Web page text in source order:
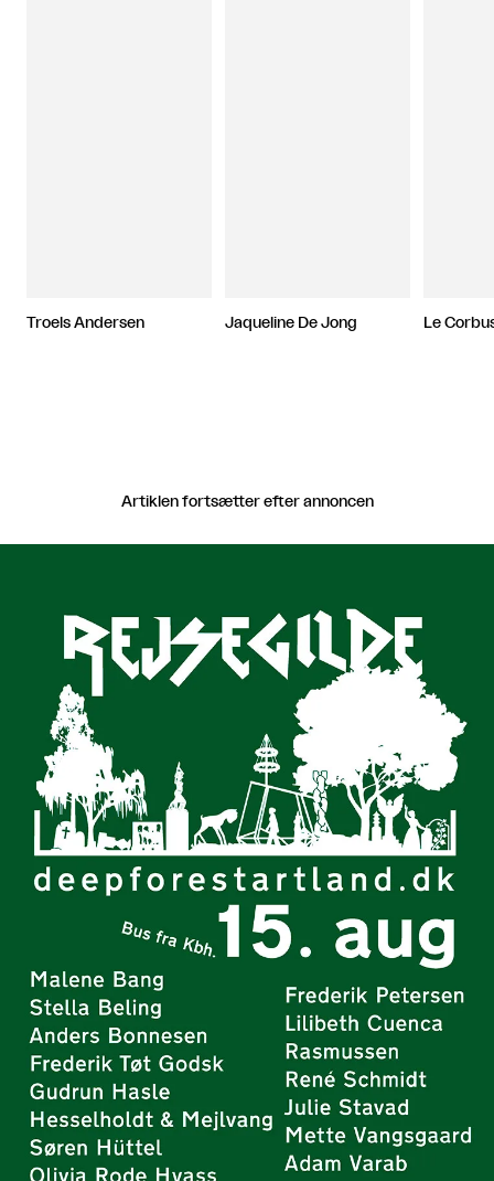
Troels Andersen Jaqueline De Jong Le
Artiklen fortsætter efter annoncen